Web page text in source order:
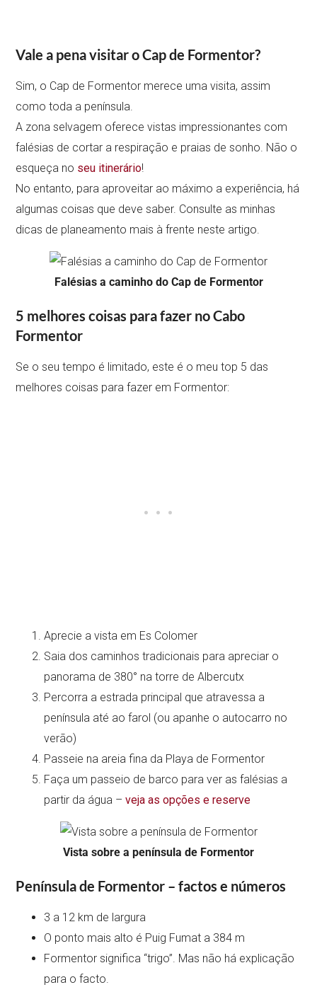
Vale a pena visitar o Cap de Formentor?
Sim, o Cap de Formentor merece uma visita, assim
como toda a península.
A zona selvagem oferece vistas impressionantes com
falésias de cortar a respiração e praias de sonho. Não o
esqueça no seu itinerário!
No entanto, para aproveitar ao máximo a experiência, há
algumas coisas que deve saber. Consulte as minhas
dicas de planeamento mais à frente neste artigo.
Falésias a caminho do Cap de Formentor
5 melhores coisas para fazer no Cabo
Formentor
Se o seu tempo é limitado, este é o meu top 5 das
melhores coisas para fazer em Formentor:
Aprecie a vista em Es Colomer
Saia dos caminhos tradicionais para apreciar o
panorama de 380° na torre de Albercutx
Percorra a estrada principal que atravessa a
península até ao farol (ou apanhe o autocarro no
verão)
Passeie na areia fina da Playa de Formentor
Faça um passeio de barco para ver as falésias a
partir da água –veja as opções e reserve
Vista sobre a península de Formentor
Península de Formentor – factos e números
3 a 12 km de largura
O ponto mais alto é Puig Fumat a 384 m
Formentor significa “trigo”. Mas não há explicação
para o facto.